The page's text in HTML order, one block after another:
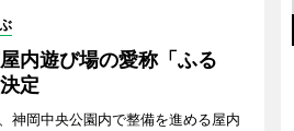
内遊び場の愛称「ふる
定
神岡中央公園内で整備を進める屋内